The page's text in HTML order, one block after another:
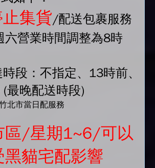
集貨/配送包裹服務
六營業時間調整為8時
段：不指定、13時前、
最晚配送時段)
北市當日配服務
區/星期1~6/可以
貓宅配影響